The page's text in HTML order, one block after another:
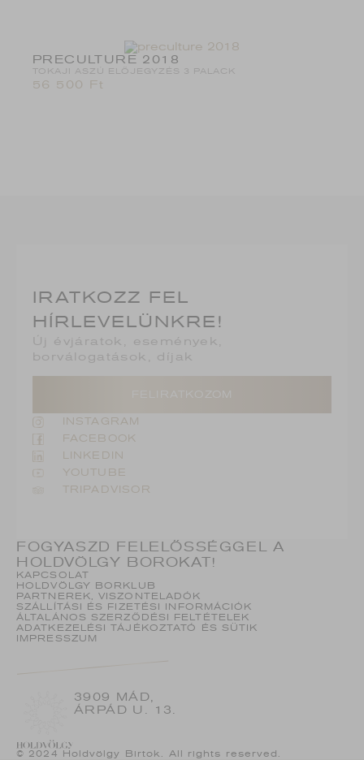
PRECULTURE 2018
TOKAJI ASZÚ ELŐJEGYZÉS 3 PALACK
56 500 Ft
FOGYASZD FELELŐSSÉGGEL A
HOLDVÖLGY BOROKAT!
KAPCSOLAT
HOLDVÖLGY BORKLUB
PARTNEREK, VISZONTELADÓK
SZÁLLÍTÁSI ÉS FIZETÉSI INFORMÁCIÓK
ÁLTALÁNOS SZERZŐDÉSI FELTÉTELEK
ADATKEZELÉSI TÁJÉKOZTATÓ ÉS SÜTIK
IMPRESSZUM
3909 MÁD,
ÁRPÁD U. 13.
© 2024 Holdvölgy Birtok. All rights reserved.
IRATKOZZ FEL
HÍRLEVELÜNKRE!
Új évjáratok, események,
borválogatások, díjak
INSTAGRAM
FACEBOOK
LINKEDIN
YOUTUBE
TRIPADVISOR